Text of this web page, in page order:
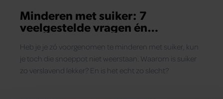
Minderen met suiker: 7
veelgestelde vragen én
Heb je je zó voorgenomen te minderen met suiker, kun
je toch die snoeppot niet weerstaan. Waarom is suiker
zo verslavend lekker? En is het echt zo slecht?